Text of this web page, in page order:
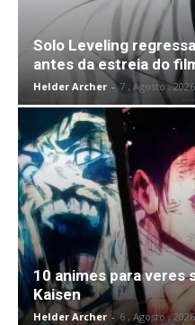
Solo Leveling
antes da estreia do
Helder Archer - 7 , Agosto , 2026
10 animes para veres
Kaisen
Helder Archer - 6 , Agosto , 2026